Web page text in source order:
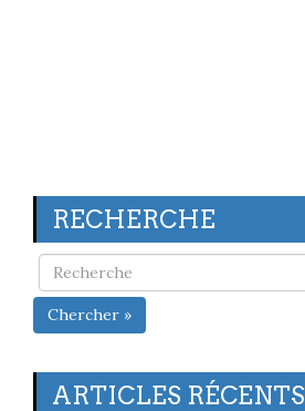
RECHERCHE
Chercher »
ARTICLES RÉCENTS